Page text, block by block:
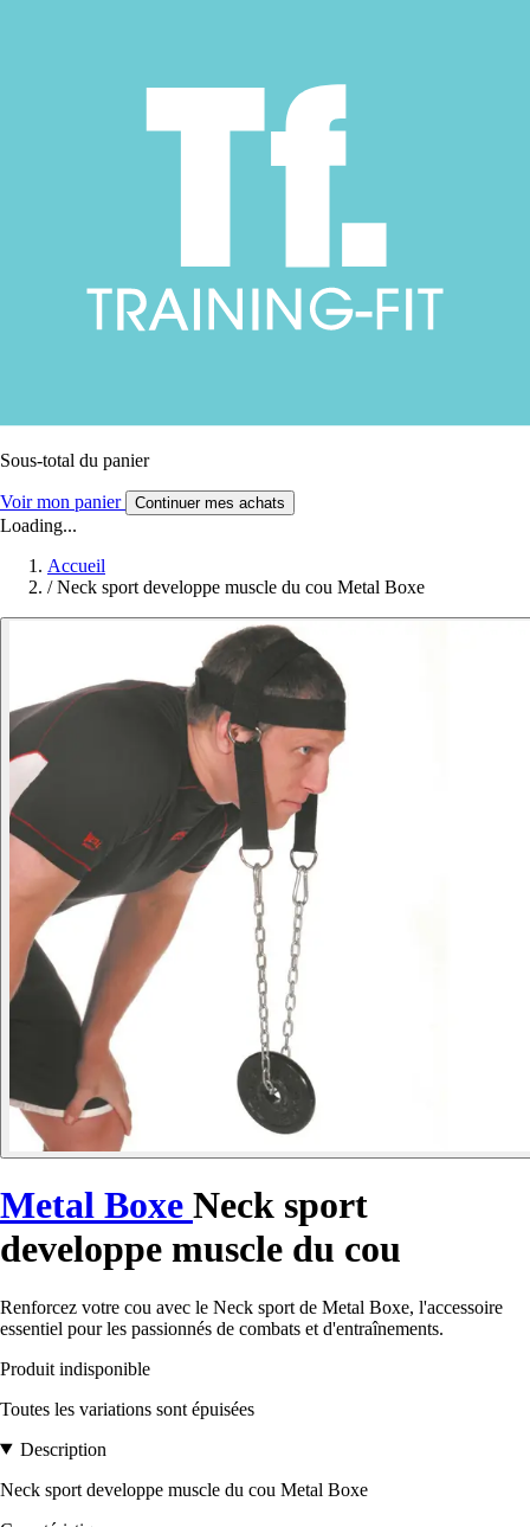
Sous-total du panier
Voir mon panier Continuer mes achats
Loading...
Accueil
/ Neck sport developpe muscle du cou Metal Boxe
Metal Boxe Neck sport
developpe muscle du cou
Renforcez votre cou avec le Neck sport de Metal Boxe, l'accessoire
essentiel pour les passionnés de combats et d'entraînements.
Produit indisponible
Toutes les variations sont épuisées
Description
Neck sport developpe muscle du cou Metal Boxe